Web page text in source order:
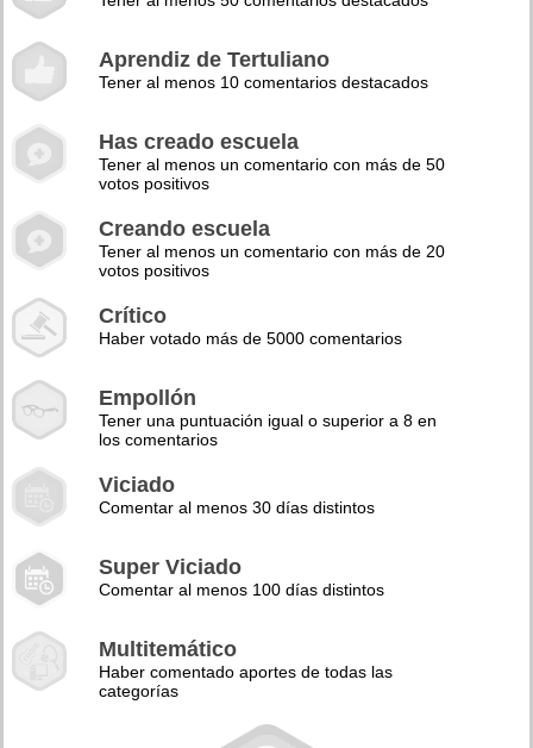
Aprendiz de Tertuliano
Tener al menos 10 comentarios destacados
Has creado escuela
Tener al menos un comentario con más de 50
votos positivos
Creando escuela
Tener al menos un comentario con más de 20
votos positivos
Crítico
Haber votado más de 5000 comentarios
Empollón
Tener una puntuación igual o superior a 8 en
los comentarios
Viciado
Comentar al menos 30 días distintos
Super Viciado
Comentar al menos 100 días distintos
Multitemático
Haber comentado aportes de todas las
categorías